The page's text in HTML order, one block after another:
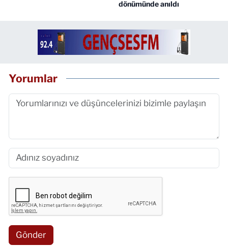
dönümünde anıldı
Yorumlar
Gönder